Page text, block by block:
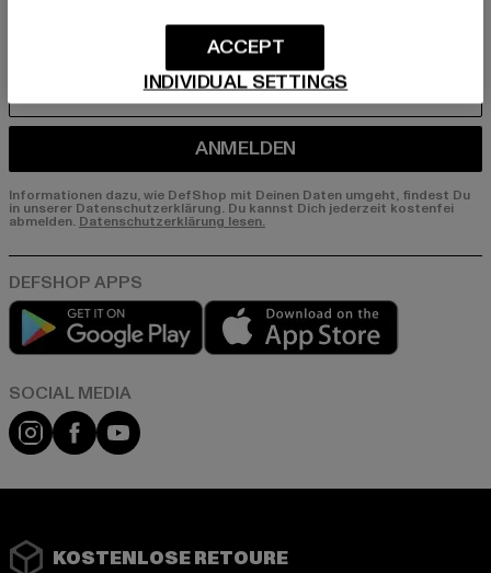
E-MAIL
ANMELDEN
Informationen dazu, wie DefShop mit Deinen Daten umgeht, findest Du
in unserer Datenschutzerklärung. Du kannst Dich jederzeit kostenfei
abmelden. Datenschutzerklärung lesen.
Play market
Instagram
FacebookYouTube
KOSTENLOSE RETOURE
INDIVIDUAL SETTINGS
ACCEPT